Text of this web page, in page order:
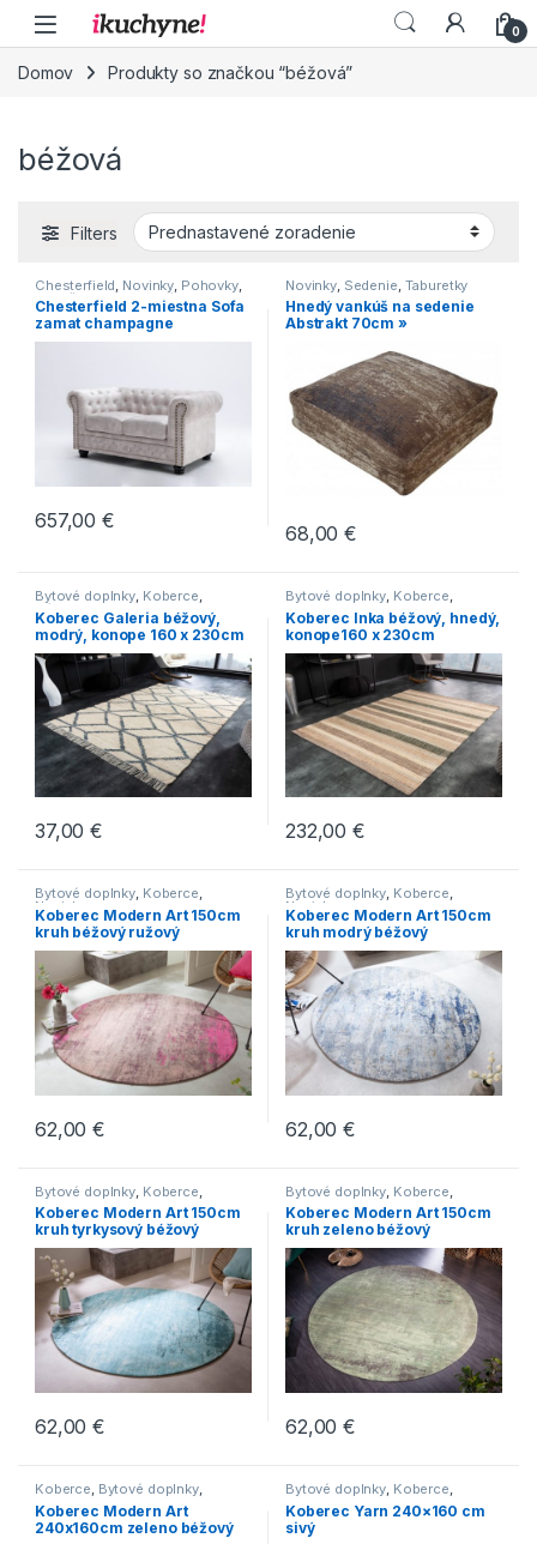
Skip to navigation
Skip to content
0
Domov Produkty so značkou “béžová”
béžová
Filters
Chesterfield Novinky Pohovky,
Sedačky ,Sedenie Série
Chesterfield 2-miestna Sofa
zamat champagne
657,00€
Novinky Sedenie Taburetky
Hnedý vankúš na sedenie
Abstrakt 70cm »
68,00€
Bytové doplnky, Koberce,
Nábytok
Koberec Galeria béžový,
modrý, konope 160 x 230cm
37,00€
Bytové doplnky, Koberce,
Novinky
Koberec Inka béžový, hnedý,
konope160 x 230cm
232,00€
Bytové doplnky, Koberce,
Novinky
Koberec Modern Art 150cm
kruh béžový ružový
62,00€
Bytové doplnky, Koberce,
Novinky
Koberec Modern Art 150cm
kruh modrý béžový
62,00€
Bytové doplnky Koberce
Novinky
Koberec Modern Art 150cm
kruh tyrkysový béžový
62,00€
Bytové doplnky Koberce
Novinky
Koberec Modern Art 150cm
kruh zeleno béžový
62,00€
Koberce, Bytové doplnky,
Novinky
Koberec Modern Art
240x160cm zeleno béžový
Bytové doplnky, Koberce,
Novinky
Koberec Yarn 240×160 cm
sivý